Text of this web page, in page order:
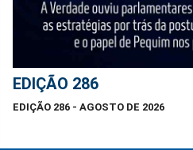
EDIÇÃO 286
EDIÇÃO 286 - AGOSTO DE 2026